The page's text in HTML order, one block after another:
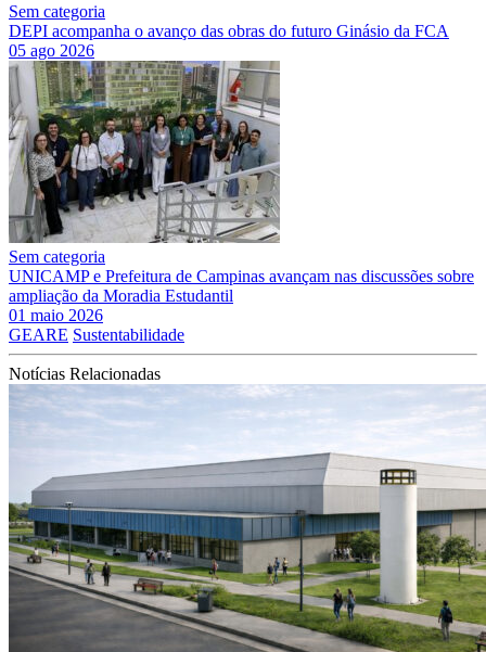
Sem categoria
DEPI acompanha o avanço das obras do futuro Ginásio da FCA
05 ago 2026
Sem categoria
UNICAMP e Prefeitura de Campinas avançam nas discussões sobre
ampliação da Moradia Estudantil
01 maio 2026
GEARE Sustentabilidade
Notícias Relacionadas